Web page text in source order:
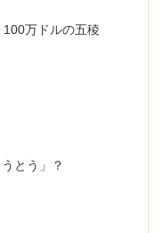
万ドルの五稜
とう」？